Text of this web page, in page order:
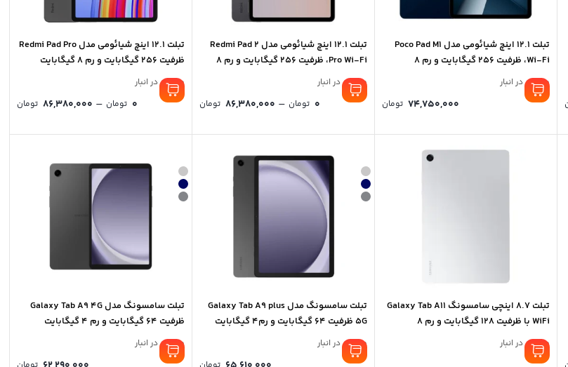
Price
through
تبلت 12.1 اینچ شیائومی مدل Poco Pad M1
Wi-Fi، ظرفیت 256 گیگابایت و رم 8
گیگابایت
موجود در انبار
74,750,000 تومان
تبلت 12.1 اینچ شیائومی مدل Redmi Pad 2
Pro Wi-Fi، ظرفیت 256 گیگابایت و رم 8
گیگابایت
موجود در انبار
0 تومان –
86,380,000 تومانPrice
through
تبلت 12.1 اینچ شیائومی مدل Redmi Pad Pro
ظرفیت 256 گیگابایت و رم 8 گیگابایت
موجود در انبار
0 تومان –
86,380,000 تومان
تبلت 8.7 اینچی سامسونگ Galaxy Tab A11
WiFi با ظرفیت 128 گیگابایت و رم 8
گیگابایت
موجود در انبار
تبلت سامسونگ مدل Galaxy Tab A9 plus
5G ظرفیت 64 گیگابایت و رم4 گیگابایت
موجود در انبار
تبلت سامسونگ مدل Galaxy Tab A9 4G
ظرفیت 64 گیگابایت و رم 4 گیگابایت
موجود در انبار